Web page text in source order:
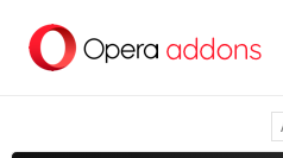
στο
κύριο